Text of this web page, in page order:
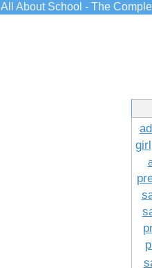
All About School - The
girl